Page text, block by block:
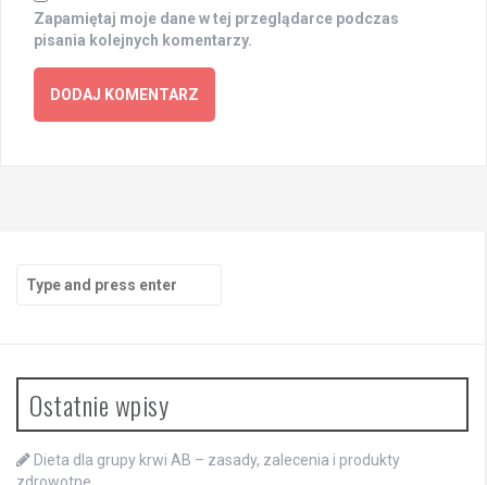
Zapamiętaj moje dane w tej przeglądarce podczas
pisania kolejnych komentarzy.
for:
Ostatnie wpisy
Dieta dla grupy krwi AB – zasady, zalecenia i produkty
zdrowotne